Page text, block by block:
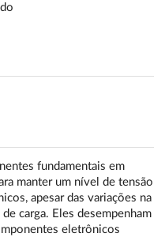
fundamentais em
manter um nível de tensão
apesar das variações na
carga. Eles desempenham
eletrônicos